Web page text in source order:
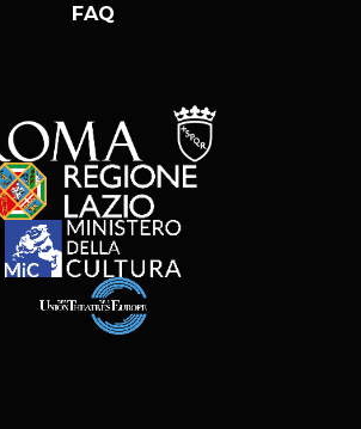
FAQ